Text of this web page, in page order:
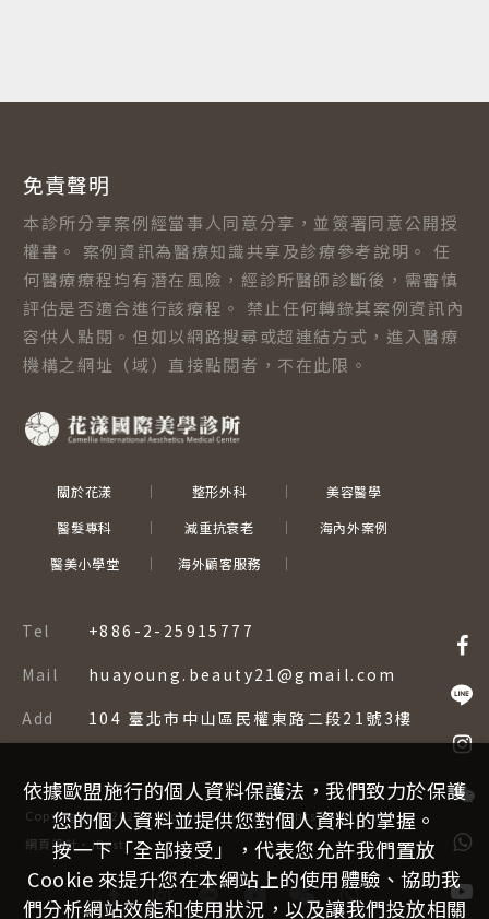
免責聲明
本診所分享案例經當事人同意分享，並簽署同意公開授
權書。 案例資訊為醫療知識共享及診療參考說明。 任
何醫療療程均有潛在風險，經診所醫師診斷後，需審慎
評估是否適合進行該療程。 禁止任何轉錄其案例資訊內
容供人點閱。但如以網路搜尋或超連結方式，進入醫療
機構之網址（域）直接點閱者，不在此限。
關於花漾 整形外科
美容醫學
醫髮專科
減重抗衰老
海內外案例
醫美小學堂
海外顧客服務
Tel
+886-2-25915777
Mail
huayoung.beauty21@gmail.com
Add
104 臺北市中山區民權東路二段21號3樓
Copyright © 2026 – Corporation. All Rights Reserved.
網頁設計 ‧ iBest
依據歐盟施行的個人資料保護法，我們致力於保護
您的個人資料並提供您對個人資料的掌握。
按一下「全部接受」，代表您允許我們置放
Cookie 來提升您在本網站上的使用體驗、協助我
們分析網站效能和使用狀況，以及讓我們投放相關